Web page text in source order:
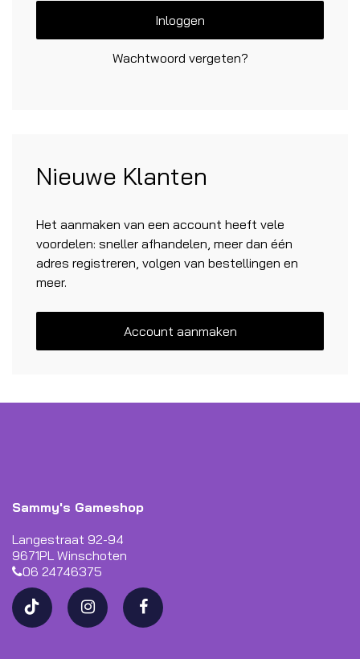
Inloggen
Wachtwoord vergeten?
Nieuwe Klanten
Het aanmaken van een account heeft vele
voordelen: sneller afhandelen, meer dan één
adres registreren, volgen van bestellingen en
meer.
Account aanmaken
Sammy's Gameshop
Langestraat 92-94
9671PL Winschoten
06 24746375